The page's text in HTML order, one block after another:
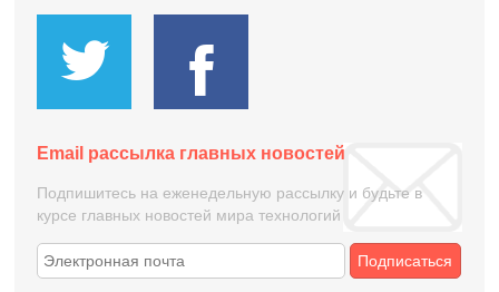
Email рассылка главных новостей
Подпишитесь на еженедельную рассылку и будьте в
курсе главных новостей мира технологий
Подписаться